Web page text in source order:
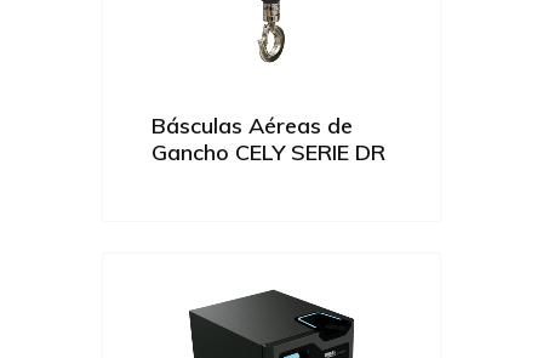
Básculas Aéreas de
Gancho CELY SERIE DR